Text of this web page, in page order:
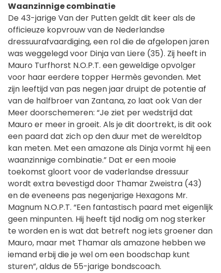
Waanzinnige combinatie
De 43-jarige Van der Putten geldt dit keer als de
officieuze kopvrouw van de Nederlandse
dressuurafvaardiging, een rol die de afgelopen jaren
was weggelegd voor Dinja van Liere (35). Zij heeft in
Mauro Turfhorst N.O.P.T. een geweldige opvolger
voor haar eerdere topper Hermès gevonden. Met
zijn leeftijd van pas negen jaar druipt de potentie af
van de halfbroer van Zantana, zo laat ook Van der
Meer doorschemeren: “Je ziet per wedstrijd dat
Mauro er meer in groeit. Als je dit doortrekt, is dit ook
een paard dat zich op den duur met de wereldtop
kan meten. Met een amazone als Dinja vormt hij een
waanzinnige combinatie.” Dat er een mooie
toekomst gloort voor de vaderlandse dressuur
wordt extra bevestigd door Thamar Zweistra (43)
en de eveneens pas negenjarige Hexagons Mr.
Magnum N.O.P.T. “Een fantastisch paard met eigenlijk
geen minpunten. Hij heeft tijd nodig om nog sterker
te worden en is wat dat betreft nog iets groener dan
Mauro, maar met Thamar als amazone hebben we
iemand erbij die je wel om een boodschap kunt
sturen”, aldus de 55-jarige bondscoach.